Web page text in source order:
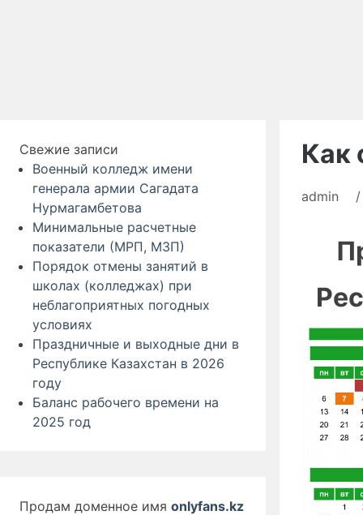
Как
admin /
Свежие записи
Военный колледж имени
генерала армии Сагадата
Нурмагамбетова
Минимальные расчетные
показатели (МРП, МЗП)
Порядок отмены занятий в
школах (колледжах) при
неблагоприятных погодных
условиях
Праздничные и выходные дни в
Республике Казахстан в 2026
году
Баланс рабочего времени на
2025 год
Продам доменное имя onlyfans.kz